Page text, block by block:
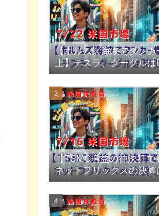
【ホルムズ海峡でタン
上】テスラ、グーグル
【TSMC増益の神決算で
ネットフリックスの決